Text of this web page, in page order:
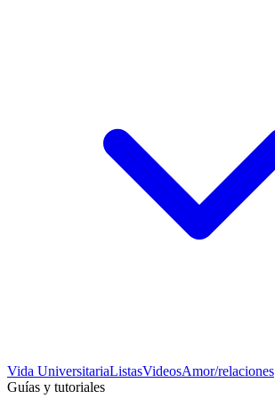
Vida UniversitariaListasVideosAmor/relaciones
Guías y tutoriales